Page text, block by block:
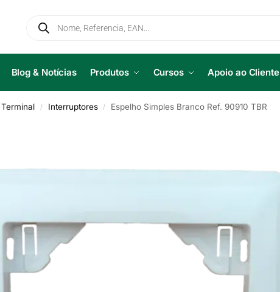
Blog & Notícias Produtos Cursos Apoio ao Cliente
/ Interruptores / Espelho Simples Branco Ref. 90910 TBR